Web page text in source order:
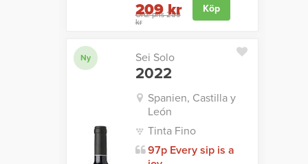
Ord. pris 259
kr
209 kr Köp
Ny Sei Solo
2022
Spanien, Castilla y
León
Tinta Fino
97p Every sip is a